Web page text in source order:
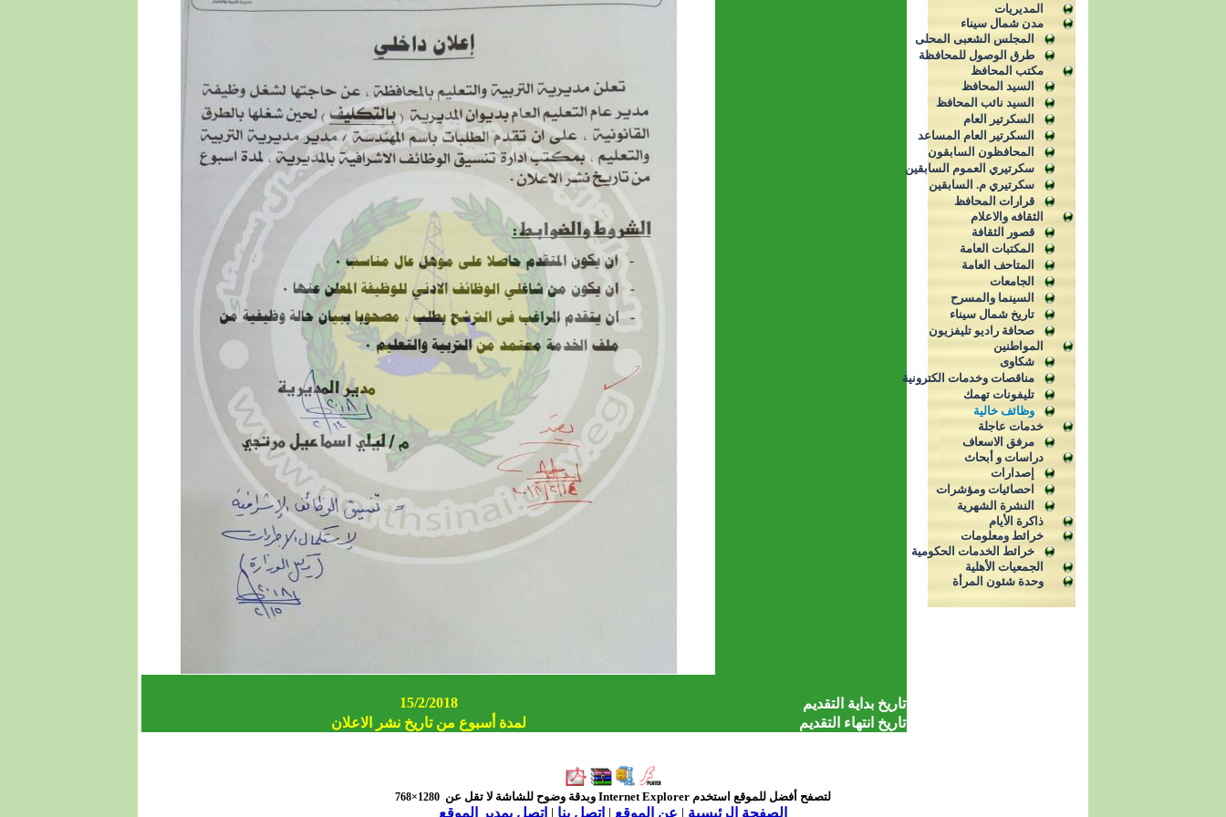
المديريات
مدن شمال سيناء
المجلس الشعبى المحلى
طرق الوصول للمحافظة
مكتب المحافظ
السيد المحافظ
السيد نائب المحافظ
السكرتير العام
السكرتير العام المساعد
المحافظون السابقون
سكرتيري العموم السابقين
سكرتيري م. السابقين
قرارات المحافظ
الثقافه والاعلام
قصور الثقافة
المكتبات العامة
المتاحف العامة
الجامعات
السينما والمسرح
تاريخ شمال سيناء
صحافة راديو تليفزيون
المواطنين
شكاوى
مناقصات وخدمات الكترونية
تليفونات تهمك
وظائف خالية
خدمات عاجلة
مرفق الاسعاف
دراسات و أبحاث
إصدارات
احصائيات ومؤشرات
النشرة الشهرية
ذاكرة الأيام
خرائط ومعلومات
خرائط الخدمات الحكومية
الجمعيات الأهلية
وحدة شئون المرأة
تاريخ بداية التقديم
15/2/2018
تاريخ انتهاء التقديم
لمدة أسبوع من تاريخ نشر الاعلان
لتصفح أفضل للموقع استخدم Internet Explorer وبدقة وضوح للشاشة لا تقل عن 1280×768
الصفحة الرئيسية | عن الموقع | اتصل بنا | اتصل بمدير الموقع